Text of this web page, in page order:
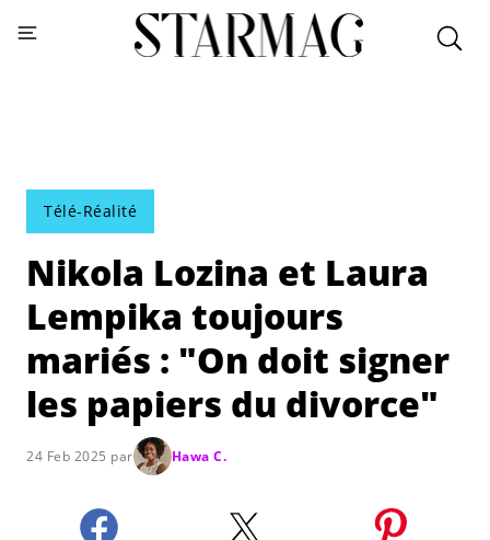
Télé-Réalité
Nikola Lozina et Laura
Lempika toujours
mariés : "On doit signer
les papiers du divorce"
24 Feb 2025 par Hawa C.